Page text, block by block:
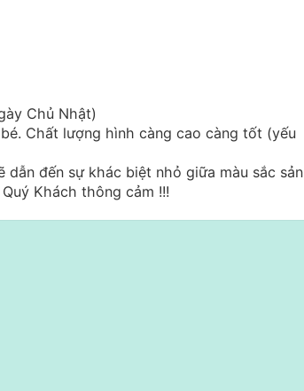
Chủ Nhật)
Chất lượng hình càng cao càng tốt (yếu
đến sự khác biệt nhỏ giữa màu sắc sản
Khách thông cảm !!!